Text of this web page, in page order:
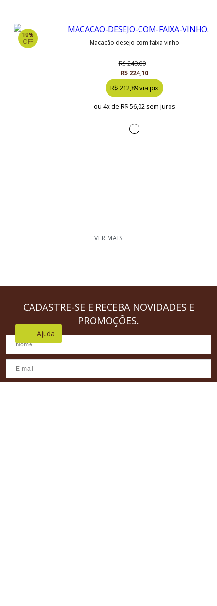
10%
OFF
macacão desejo com faixa vinho
R$ 249,00
R$ 224,10
R$ 212,89 via pix
ou 4x de R$ 56,02 sem juros
VER MAIS
Ajuda
CADASTRE-SE E RECEBA NOVIDADES E
PROMOÇÕES.